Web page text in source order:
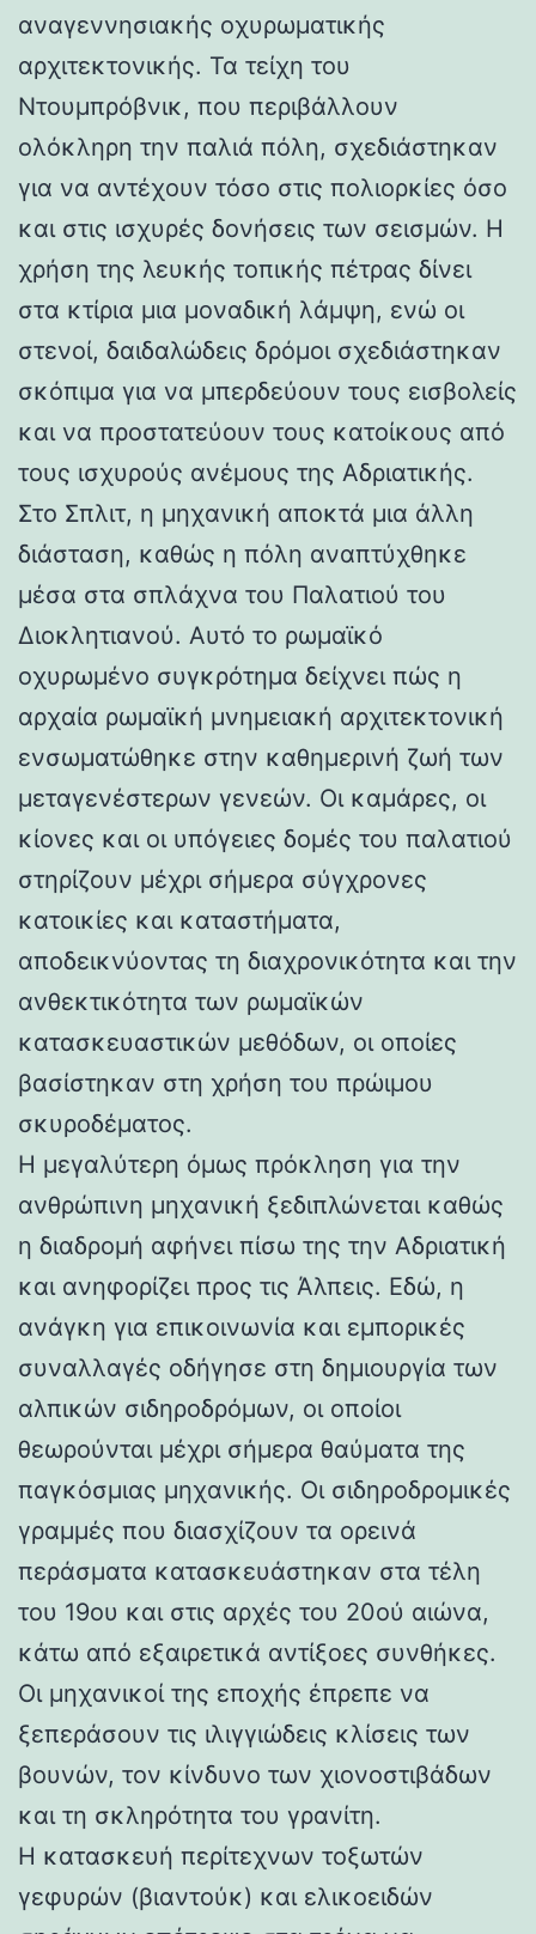
αναγεννησιακής οχυρωματικής
αρχιτεκτονικής. Τα τείχη του
Ντουμπρόβνικ, που περιβάλλουν
ολόκληρη την παλιά πόλη, σχεδιάστηκαν
για να αντέχουν τόσο στις πολιορκίες όσο
και στις ισχυρές δονήσεις των σεισμών. Η
χρήση της λευκής τοπικής πέτρας δίνει
στα κτίρια μια μοναδική λάμψη, ενώ οι
στενοί, δαιδαλώδεις δρόμοι σχεδιάστηκαν
σκόπιμα για να μπερδεύουν τους εισβολείς
και να προστατεύουν τους κατοίκους από
τους ισχυρούς ανέμους της Αδριατικής.
Στο Σπλιτ, η μηχανική αποκτά μια άλλη
διάσταση, καθώς η πόλη αναπτύχθηκε
μέσα στα σπλάχνα του Παλατιού του
Διοκλητιανού. Αυτό το ρωμαϊκό
οχυρωμένο συγκρότημα δείχνει πώς η
αρχαία ρωμαϊκή μνημειακή αρχιτεκτονική
ενσωματώθηκε στην καθημερινή ζωή των
μεταγενέστερων γενεών. Οι καμάρες, οι
κίονες και οι υπόγειες δομές του παλατιού
στηρίζουν μέχρι σήμερα σύγχρονες
κατοικίες και καταστήματα,
αποδεικνύοντας τη διαχρονικότητα και την
ανθεκτικότητα των ρωμαϊκών
κατασκευαστικών μεθόδων, οι οποίες
βασίστηκαν στη χρήση του πρώιμου
σκυροδέματος.
Η μεγαλύτερη όμως πρόκληση για την
ανθρώπινη μηχανική ξεδιπλώνεται καθώς
η διαδρομή αφήνει πίσω της την Αδριατική
και ανηφορίζει προς τις Άλπεις. Εδώ, η
ανάγκη για επικοινωνία και εμπορικές
συναλλαγές οδήγησε στη δημιουργία των
αλπικών σιδηροδρόμων, οι οποίοι
θεωρούνται μέχρι σήμερα θαύματα της
παγκόσμιας μηχανικής. Οι σιδηροδρομικές
γραμμές που διασχίζουν τα ορεινά
περάσματα κατασκευάστηκαν στα τέλη
του 19ου και στις αρχές του 20ού αιώνα,
κάτω από εξαιρετικά αντίξοες συνθήκες.
Οι μηχανικοί της εποχής έπρεπε να
ξεπεράσουν τις ιλιγγιώδεις κλίσεις των
βουνών, τον κίνδυνο των χιονοστιβάδων
και τη σκληρότητα του γρανίτη.
Η κατασκευή περίτεχνων τοξωτών
γεφυρών (βιαντούκ) και ελικοειδών